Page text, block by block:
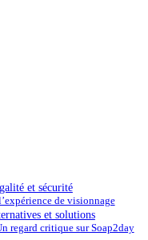
et sécurité
de visionnage
et solutions
regard critique sur Soap2day